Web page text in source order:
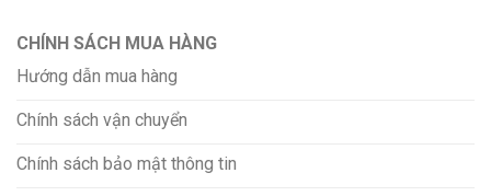
CHÍNH SÁCH MUA HÀNG
Hướng dẫn mua hàng
Chính sách vận chuyển
Chính sách bảo mật thông tin